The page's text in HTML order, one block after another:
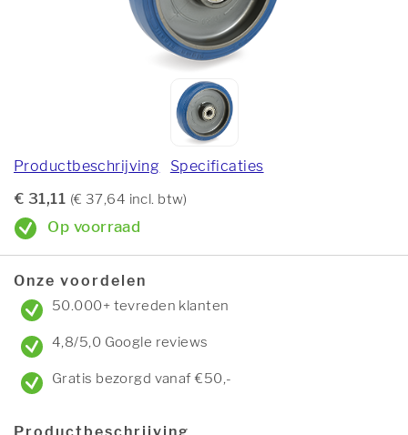
Productbeschrijving Specificaties
€ 31,11 (€ 37,64 incl. btw)
Op voorraad
Onze voordelen
50.000+ tevreden klanten
4,8/5,0 Google reviews
Gratis bezorgd vanaf €50,-